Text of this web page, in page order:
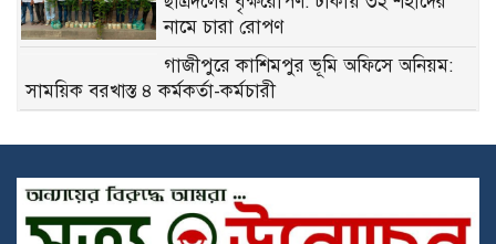
নামে চারা রোপণ
গাজীপুরে কাশিমপুর ভূমি অফিসে অনিয়ম:
সাময়িক বরখাস্ত ৪ কর্মকর্তা-কর্মচারী
গাজীপুরে বাক্‌রু’দ্ধ ঘটনা: শি’শু ধ’র্ষণের
অভিযোগে ভাড়াটিয়া অটোরিকশাচালক